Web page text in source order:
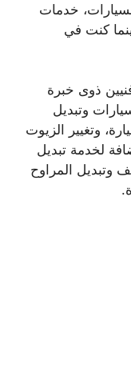
خدمات
كنت في
ذوى خبرة
وتبديل
وتغيير الزيوت
لخدمة تبديل
وتبديل المراوح